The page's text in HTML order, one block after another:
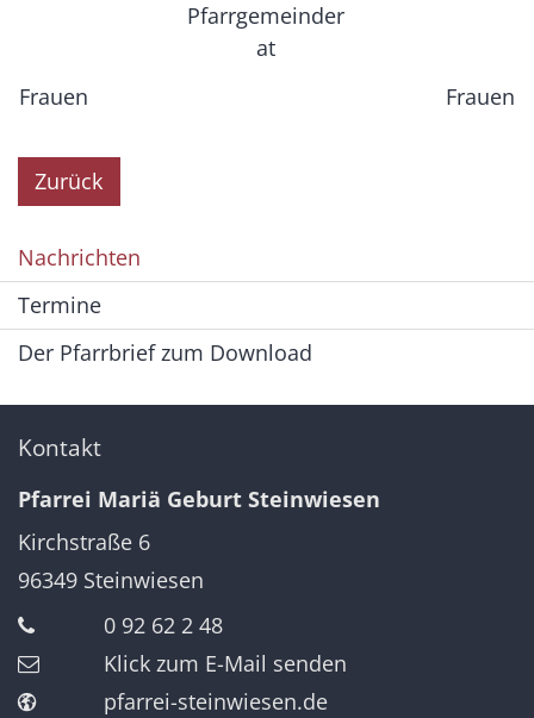
Pfarrgemeinder
at
Frauen
Frauen
Zurück
Nachrichten
Termine
Der Pfarrbrief zum Download
Kontakt
Pfarrei Mariä Geburt Steinwiesen
Kirchstraße 6
96349 Steinwiesen
0 92 62 2 48
Klick zum E-Mail senden
pfarrei-steinwiesen.de